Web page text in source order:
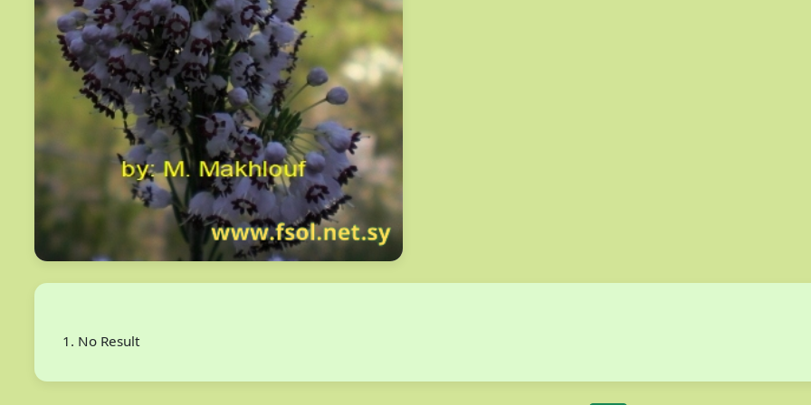
No Result